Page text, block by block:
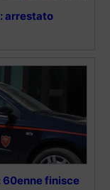
arrestato
60enne finisce